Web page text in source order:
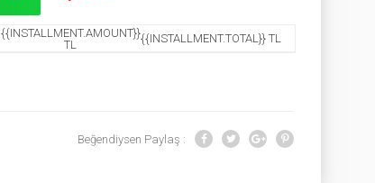
{{INSTALLMENT.AMOUNT}}
TL
{{INSTALLMENT.TOTAL}} TL
Beğendiysen Paylaş :